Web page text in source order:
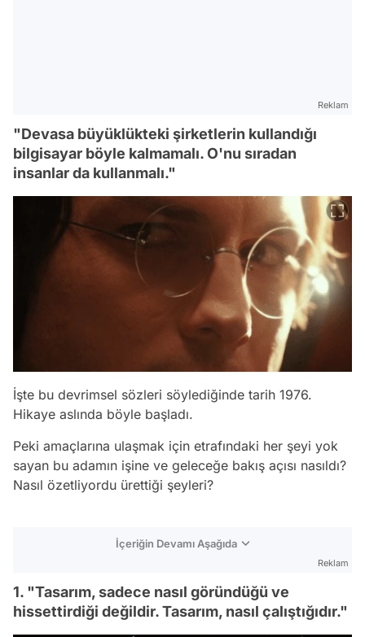
Reklam
"Devasa büyüklükteki şirketlerin kullandığı
bilgisayar böyle kalmamalı. O'nu sıradan
insanlar da kullanmalı."
İşte bu devrimsel sözleri söylediğinde tarih 1976.
Hikaye aslında böyle başladı.
Peki amaçlarına ulaşmak için etrafındaki her şeyi yok
sayan bu adamın işine ve geleceğe bakış açısı nasıldı?
Nasıl özetliyordu ürettiği şeyleri?
İçeriğin Devamı Aşağıda
Reklam
1. "Tasarım, sadece nasıl göründüğü ve
hissettirdiği değildir. Tasarım, nasıl çalıştığıdır."